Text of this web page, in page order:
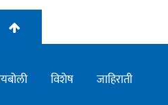
विशेष
जाहिराती